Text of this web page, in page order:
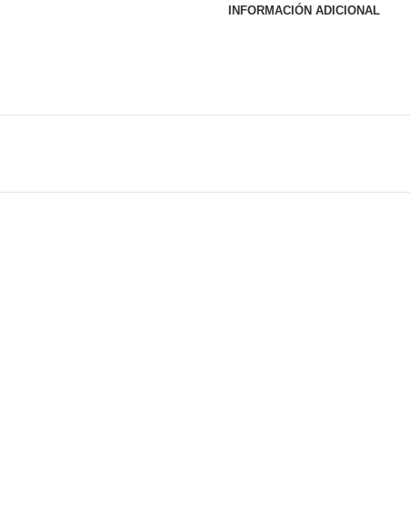
INFORMACIÓN ADICIONAL